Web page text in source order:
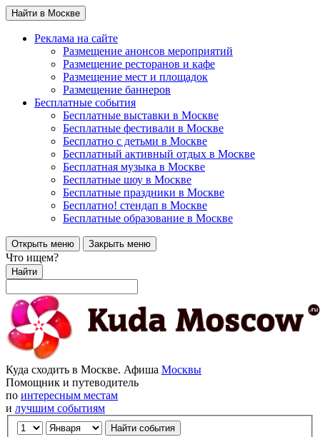
Найти в Москве
Реклама на сайте
Размещение анонсов мероприятий
Размещение ресторанов и кафе
Размещение мест и площадок
Размещение баннеров
Бесплатные события
Бесплатные выставки в Москве
Бесплатные фестивали в Москве
Бесплатно с детьми в Москве
Бесплатный активный отдых в Москве
Бесплатная музыка в Москве
Бесплатные шоу в Москве
Бесплатные праздники в Москве
Бесплатно! стендап в Москве
Бесплатные образование в Москве
Открыть меню Закрыть меню
Что ищем?
Найти
Куда сходить в Москве. Афиша Москвы
Помощник и путеводитель
по интересным местам
и лучшим событиям